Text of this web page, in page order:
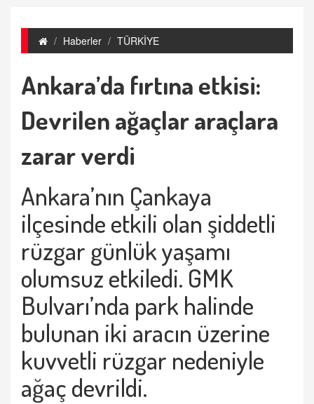
Haberler TÜRKİYE
Ankara’da fırtına etkisi:
Devrilen ağaçlar araçlara
zarar verdi
Ankara’nın Çankaya
ilçesinde etkili olan şiddetli
rüzgar günlük yaşamı
olumsuz etkiledi. GMK
Bulvarı’nda park halinde
bulunan iki aracın üzerine
kuvvetli rüzgar nedeniyle
ağaç devrildi.